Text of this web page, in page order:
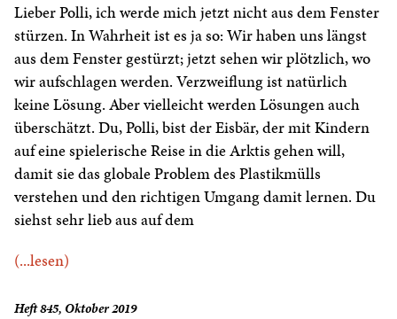
Lieber Polli, ich werde mich jetzt nicht aus dem Fenster
stürzen. In Wahrheit ist es ja so: Wir haben uns längst
aus dem Fenster gestürzt; jetzt sehen wir plötzlich, wo
wir aufschlagen werden. Verzweiflung ist natürlich
keine Lösung. Aber vielleicht werden Lösungen auch
überschätzt. Du, Polli, bist der Eisbär, der mit Kindern
auf eine spielerische Reise in die Arktis gehen will,
damit sie das globale Problem des Plastikmülls
verstehen und den richtigen Umgang damit lernen. Du
siehst sehr lieb aus auf dem
(...lesen)
Heft 845, Oktober 2019